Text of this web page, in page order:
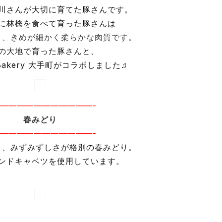
さんが大切に育てた豚さんです。
林檎を食べて育った豚さんは
きめが細かく柔らかな肉質です。
大地で育った豚さんと、
大手町がコラボしました♫
春みどり
みずみずしさが格別の春みどり。
ドキャベツを使用しています。